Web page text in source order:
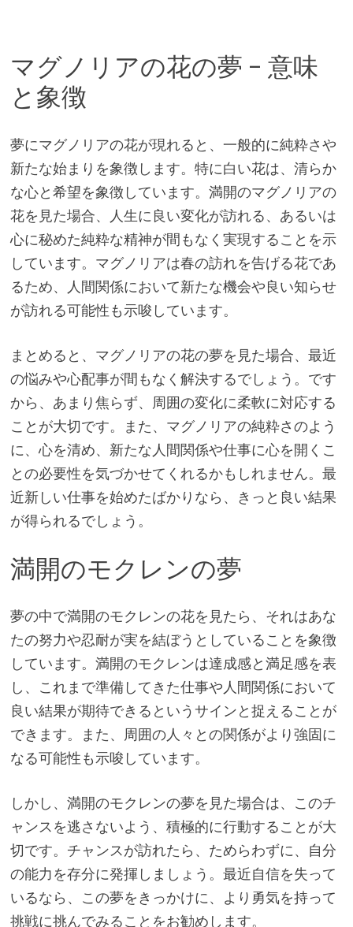
マグノリアの花の夢 – 意味
と象徴
夢にマグノリアの花が現れると、一般的に純粋さや
新たな始まりを象徴します。特に白い花は、清らか
な心と希望を象徴しています。満開のマグノリアの
花を見た場合、人生に良い変化が訪れる、あるいは
心に秘めた純粋な精神が間もなく実現することを示
しています。マグノリアは春の訪れを告げる花であ
るため、人間関係において新たな機会や良い知らせ
が訪れる可能性も示唆しています。
まとめると、マグノリアの花の夢を見た場合、最近
の悩みや心配事が間もなく解決するでしょう。です
から、あまり焦らず、周囲の変化に柔軟に対応する
ことが大切です。また、マグノリアの純粋さのよう
に、心を清め、新たな人間関係や仕事に心を開くこ
との必要性を気づかせてくれるかもしれません。最
近新しい仕事を始めたばかりなら、きっと良い結果
が得られるでしょう。
満開のモクレンの夢
夢の中で満開のモクレンの花を見たら、それはあな
たの努力や忍耐が実を結ぼうとしていることを象徴
しています。満開のモクレンは達成感と満足感を表
し、これまで準備してきた仕事や人間関係において
良い結果が期待できるというサインと捉えることが
できます。また、周囲の人々との関係がより強固に
なる可能性も示唆しています。
しかし、満開のモクレンの夢を見た場合は、このチ
ャンスを逃さないよう、積極的に行動することが大
切です。チャンスが訪れたら、ためらわずに、自分
の能力を存分に発揮しましょう。最近自信を失って
いるなら、この夢をきっかけに、より勇気を持って
挑戦に挑んでみることをお勧めします。